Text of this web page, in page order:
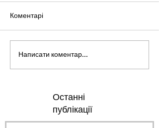
Коментарі
Написати коментар...
Останні
публікації